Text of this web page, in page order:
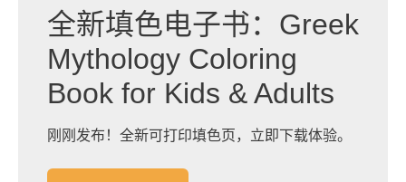
全新填色电子书：Greek
Mythology Coloring
Book for Kids & Adults
刚刚发布！全新可打印填色页，立即下载体验。